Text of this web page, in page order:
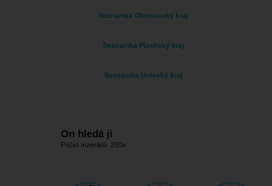
Seznamka Olomoucký kraj
Seznamka Plzeňský kraj
Seznamka Ústecký kraj
On hledá ji
Počet inzerátů: 250x